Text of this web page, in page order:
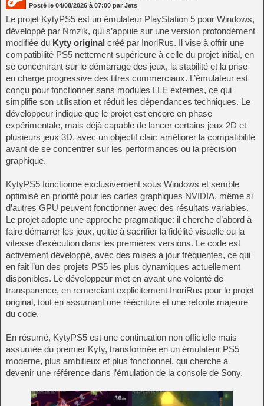
Posté le 04/08/2026 à 07:00 par Jets
Le projet KytyPS5 est un émulateur PlayStation 5 pour Windows,
développé par Nmzik, qui s’appuie sur une version profondément
modifiée du Kyty original créé par InoriRus. Il vise à offrir une
compatibilité PS5 nettement supérieure à celle du projet initial, en
se concentrant sur le démarrage des jeux, la stabilité et la prise
en charge progressive des titres commerciaux. L’émulateur est
conçu pour fonctionner sans modules LLE externes, ce qui
simplifie son utilisation et réduit les dépendances techniques. Le
développeur indique que le projet est encore en phase
expérimentale, mais déjà capable de lancer certains jeux 2D et
plusieurs jeux 3D, avec un objectif clair: améliorer la compatibilité
avant de se concentrer sur les performances ou la précision
graphique.
KytyPS5 fonctionne exclusivement sous Windows et semble
optimisé en priorité pour les cartes graphiques NVIDIA, même si
d’autres GPU peuvent fonctionner avec des résultats variables.
Le projet adopte une approche pragmatique: il cherche d’abord à
faire démarrer les jeux, quitte à sacrifier la fidélité visuelle ou la
vitesse d’exécution dans les premières versions. Le code est
activement développé, avec des mises à jour fréquentes, ce qui
en fait l’un des projets PS5 les plus dynamiques actuellement
disponibles. Le développeur met en avant une volonté de
transparence, en remerciant explicitement InoriRus pour le projet
original, tout en assumant une réécriture et une refonte majeure
du code.
En résumé, KytyPS5 est une continuation non officielle mais
assumée du premier Kyty, transformée en un émulateur PS5
moderne, plus ambitieux et plus fonctionnel, qui cherche à
devenir une référence dans l’émulation de la console de Sony.